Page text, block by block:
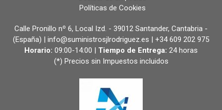
Políticas de Cookies
Calle Pronillo nº 6, Local Izd. - 39012 Santander, Cantabria -
(España) | info@suministrosjlrodriguez.es | +34 609 202 975
Horario: 09:00-14:00 | Tiempo de Entrega: 24 horas
(*) Precios sin Impuestos incluidos